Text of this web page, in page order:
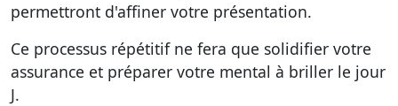
permettront d'affiner votre présentation.
Ce processus répétitif ne fera que solidifier votre
assurance et préparer votre mental à briller le jour
J.